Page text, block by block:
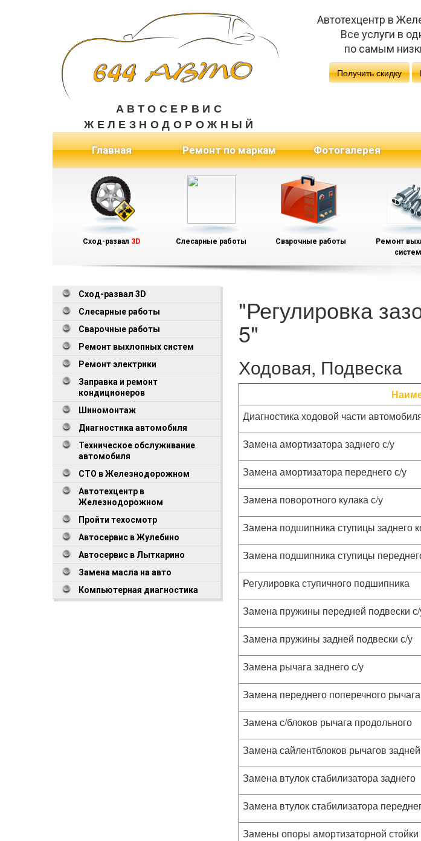
АВТОСЕРВИС
ЖЕЛЕЗНОДОРОЖНЫЙ
Автотехцентр в
Все услуги в
по самым
Получить скидку
Главная(current) Ремонт по маркам Фотогалерея
Сход-развал 3D Слесарные работы Сварочные работы
Ремонт
Сход-развал 3D
Слесарные работы
Сварочные работы
Ремонт выхлопных систем
Ремонт электрики
Заправка и ремонт
кондиционеров
Шиномонтаж
Диагностика автомобиля
Техническое обслуживание
автомобиля
СТО в Железнодорожном
Автотехцентр в
Железнодорожном
Пройти техосмотр
Автосервис в Жулебино
Автосервис в Лыткарино
Замена масла на авто
Компьютерная диагностика
"Регулировка
5"
Ходовая, Подвеска
Диагностика ходовой части
Замена амортизатора заднего с/у
Замена амортизатора переднего с/у
Замена поворотного кулака с/у
Замена подшипника ступицы заднего
Замена подшипника ступицы
Регулировка ступичного подшипника
Замена пружины передней подвески
Замена пружины задней подвески с/у
Замена рычага заднего с/у
Замена переднего поперечного
Замена с/блоков рычага продольного
Замена сайлентблоков рычагов
Замена втулок стабилизатора заднего
Замена втулок стабилизатора
Замены опоры амортизаторной